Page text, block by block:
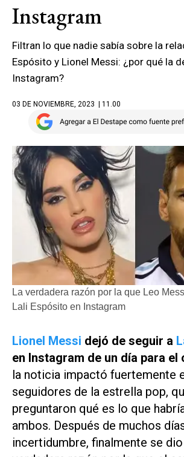
Instagram
Filtran lo que nadie sabía sobre la
Espósito y Lionel Messi: ¿por qué la
Instagram?
03 DE NOVIEMBRE, 2023 | 11.00
La verdadera razón por la que Leo
Lali Espósito en Instagram
Lionel Messi dejó de seguir a
en Instagram de un día para el
la noticia impactó fuertemente
seguidores de la estrella pop,
preguntaron qué es lo que
ambos. Después de muchos
incertidumbre, finalmente se